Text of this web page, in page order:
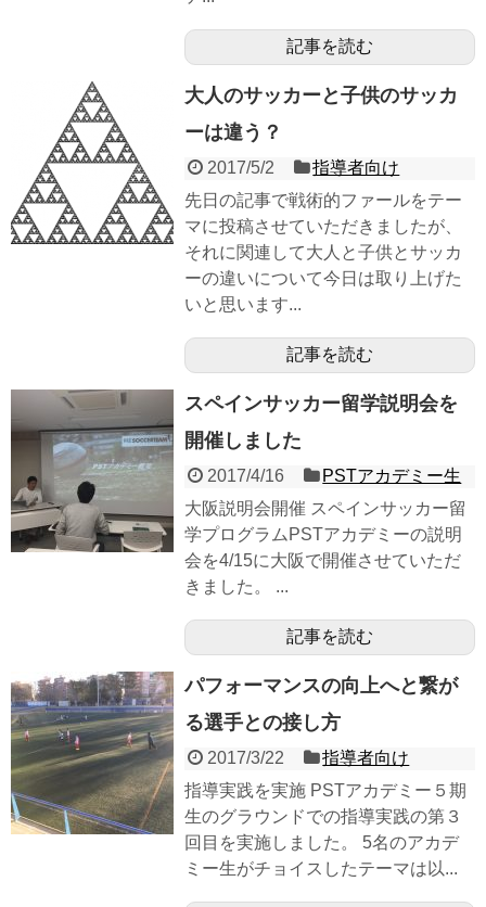
記事を読む
大人のサッカーと子供のサッカ
ーは違う？
2017/5/2
指導者向け
先日の記事で戦術的ファールをテー
マに投稿させていただきましたが、
それに関連して大人と子供とサッカ
ーの違いについて今日は取り上げた
いと思います...
記事を読む
スペインサッカー留学説明会を
開催しました
2017/4/16
PSTアカデミー生
大阪説明会開催 スペインサッカー留
学プログラムPSTアカデミーの説明
会を4/15に大阪で開催させていただ
きました。 ...
記事を読む
パフォーマンスの向上へと繋が
る選手との接し方
2017/3/22
指導者向け
指導実践を実施 PSTアカデミー５期
生のグラウンドでの指導実践の第３
回目を実施しました。 5名のアカデ
ミー生がチョイスしたテーマは以...